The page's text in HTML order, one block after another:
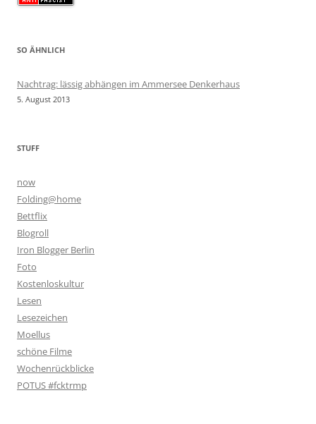
SO ÄHNLICH
Nachtrag: lässig abhängen im Ammersee Denkerhaus
5. August 2013
STUFF
now
Folding@home
Bettflix
Blogroll
Iron Blogger Berlin
Foto
Kostenloskultur
Lesen
Lesezeichen
Moellus
schöne Filme
Wochenrückblicke
POTUS #fcktrmp